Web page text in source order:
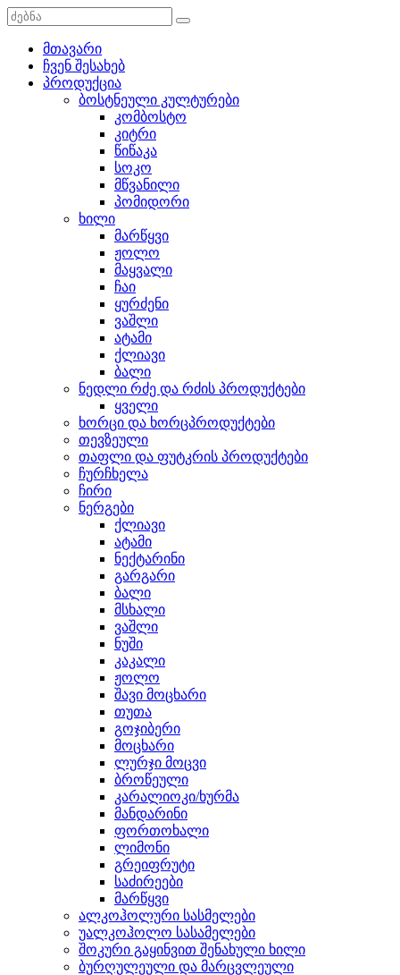
მთავარი
ჩვენ შესახებ
პროდუქცია
ბოსტნეული კულტურები
კომბოსტო
კიტრი
წიწაკა
სოკო
მწვანილი
პომიდორი
ხილი
მარწყვი
ჟოლო
მაყვალი
ჩაი
ყურძენი
ვაშლი
ატამი
ქლიავი
ბალი
ნედლი რძე და რძის პროდუქტები
ყველი
ხორცი და ხორცპროდუქტები
თევზეული
თაფლი და ფუტკრის პროდუქტები
ჩურჩხელა
ჩირი
ნერგები
ქლიავი
ატამი
ნექტარინი
გარგარი
ბალი
მსხალი
ვაშლი
ნუში
კაკალი
ჟოლო
შავი მოცხარი
თუთა
გოჯიბერი
მოცხარი
ლურჯი მოცვი
ბროწეული
კარალიოკი/ხურმა
მანდარინი
ფორთოხალი
ლიმონი
გრეიფრუტი
საძირეები
მარწყვი
ალკოჰოლური სასმელები
უალკოჰოლო სასამელები
შოკური გაყინვით შენახული ხილი
ბურღულეული და მარცვლეული